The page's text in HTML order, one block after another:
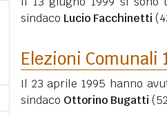
sindaco Lucio Facchinetti
Elezioni Comunali
Il 23 aprile 1995 hanno
sindaco Ottorino Bugatti